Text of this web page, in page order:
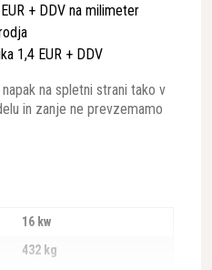
+ DDV na milimeter
1,4 EUR + DDV
na spletni strani tako v
in zanje ne prevzemamo
16 kw
432 kg